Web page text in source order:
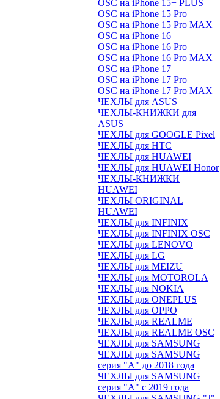
OSC на iPhone 15+ PLUS
OSC на iPhone 15 Pro
OSC на iPhone 15 Pro MAX
OSC на iPhone 16
OSC на iPhone 16 Pro
OSC на iPhone 16 Pro MAX
OSC на iPhone 17
OSC на iPhone 17 Pro
OSC на iPhone 17 Pro MAX
ЧЕХЛЫ для ASUS
ЧЕХЛЫ-КНИЖКИ для
ASUS
ЧЕХЛЫ для GOOGLE Pixel
ЧЕХЛЫ для HTC
ЧЕХЛЫ для HUAWEI
ЧЕХЛЫ для HUAWEI Honor
ЧЕХЛЫ-КНИЖКИ
HUAWEI
ЧЕХЛЫ ORIGINAL
HUAWEI
ЧЕХЛЫ для INFINIX
ЧЕХЛЫ для INFINIX OSC
ЧЕХЛЫ для LENOVO
ЧЕХЛЫ для LG
ЧЕХЛЫ для MEIZU
ЧЕХЛЫ для MOTOROLA
ЧЕХЛЫ для NOKIA
ЧЕХЛЫ для ONEPLUS
ЧЕХЛЫ для OPPO
ЧЕХЛЫ для REALME
ЧЕХЛЫ для REALME OSC
ЧЕХЛЫ для SAMSUNG
ЧЕХЛЫ для SAMSUNG
серия "A" до 2018 года
ЧЕХЛЫ для SAMSUNG
серия "A" с 2019 года